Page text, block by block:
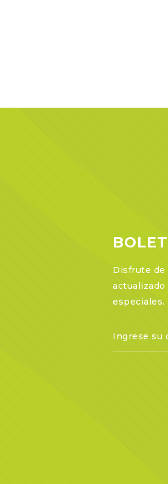
Disfrute
especiales.